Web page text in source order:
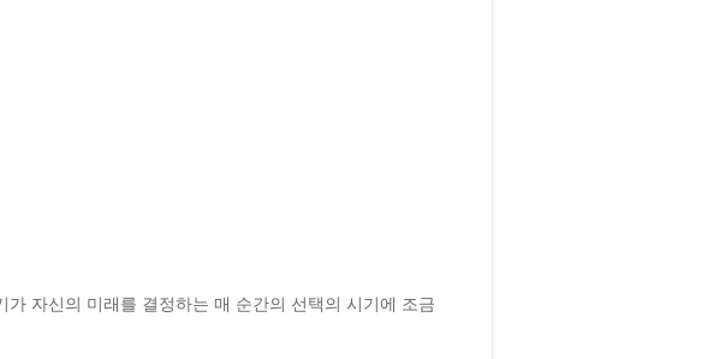
자신의 미래를 결정하는 매 순간의 선택의 시기에 조금